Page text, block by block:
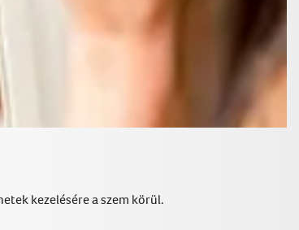
kezelésére a szem körül.